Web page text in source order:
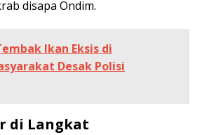
disapa Ondim.
Ikan Eksis di
Desak Polisi
di Langkat